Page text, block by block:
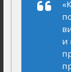
и